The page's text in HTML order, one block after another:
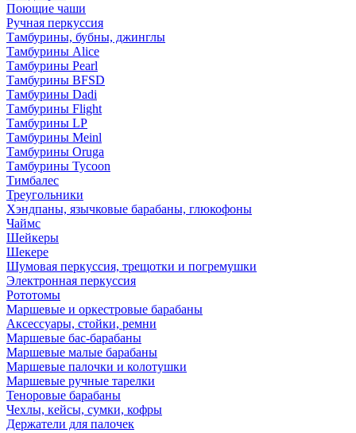
Поющие чаши
Ручная перкуссия
Тамбурины, бубны, джинглы
Тамбурины Alice
Тамбурины Pearl
Тамбурины BFSD
Тамбурины Dadi
Тамбурины Flight
Тамбурины LP
Тамбурины Meinl
Тамбурины Oruga
Тамбурины Tycoon
Тимбалес
Треугольники
Хэндпаны, язычковые барабаны, глюкофоны
Чаймс
Шейкеры
Шекере
Шумовая перкуссия, трещотки и погремушки
Электронная перкуссия
Рототомы
Маршевые и оркестровые барабаны
Аксессуары, стойки, ремни
Маршевые бас-барабаны
Маршевые малые барабаны
Маршевые палочки и колотушки
Маршевые ручные тарелки
Теноровые барабаны
Чехлы, кейсы, сумки, кофры
Держатели для палочек